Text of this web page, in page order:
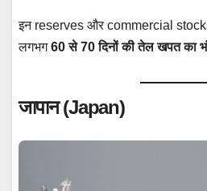
इन reserves और commercial
लगभग60 से 70 दिनों की तेल खपत का
जापान (Japan)